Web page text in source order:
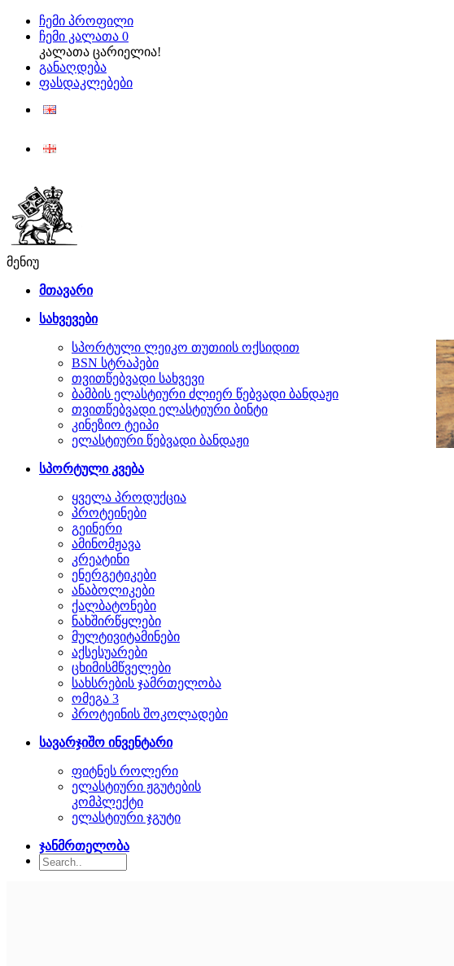
ჩემი პროფილი
ჩემი კალათა 0
კალათა ცარიელია!
განაღდება
ფასდაკლებები
მენიუ
მთავარი
სახვევები
სპორტული ლეიკო თუთიის ოქსიდით
BSN სტრაპები
თვითწებვადი სახვევი
ბამბის ელასტიური ძლიერ წებვადი ბანდაჟი
თვითწებვადი ელასტიური ბინტი
კინეზიო ტეიპი
ელასტიური წებვადი ბანდაჟი
სპორტული კვება
ყველა პროდუქცია
პროტეინები
გეინერი
ამინომჟავა
კრეატინი
ენერგეტიკები
ანაბოლიკები
ქალბატონები
ნახშირწყლები
მულტივიტამინები
აქსესუარები
ცხიმისმწველები
სახსრების ჯამრთელობა
ომეგა 3
პროტეინის შოკოლადები
სავარჯიშო ინვენტარი
ფიტნეს როლერი
ელასტიური ჟგუტების
კომპლექტი
ელასტიური ჯგუტი
ჯანმრთელობა